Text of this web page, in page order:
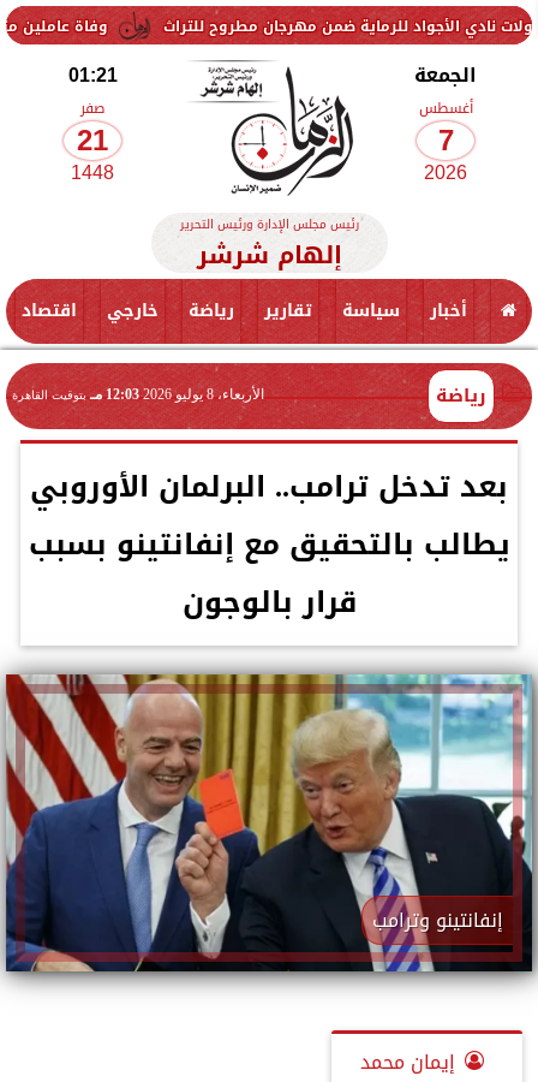
وفاة عاملين متأثرين للرماية ضمن مهرجان مطروح للتراث
الجمعة
أغسطس
7
2026
01:21
صفر
21
1448
رئيس مجلس الإدارة ورئيس التحرير
إلهام شرشر
أخبار سياسة تقارير رياضة خارجي اقتصاد
رياضة الأربعاء، 8 يوليو 2026 12:03 مـ بتوقيت القاهرة
بعد تدخل ترامب.. البرلمان الأوروبي
يطالب بالتحقيق مع إنفانتينو بسبب
قرار بالوجون
إنفانتينو وترامب
إيمان محمد